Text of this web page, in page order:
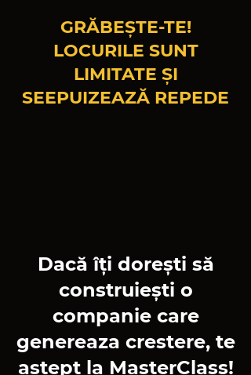
GRĂBEȘTE-TE!
LOCURILE SUNT
LIMITATE ȘI
SEEPUIZEAZĂ REPEDE
Dacă îți dorești să
construiești o
companie care
genereaza crestere, te
aștept la MasterClass!